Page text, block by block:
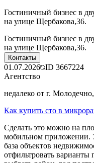
Гостиничный бизнес в
на улице Щербакова,36.
Гостиничный бизнес в
на улице Щербакова,36.
Контакты
01.07.2026 ID 3667224
Агентство
недалеко от г.
Как купить сто в
Сделать это можно на
мобильном приложении.
база объектов
отфильтровать